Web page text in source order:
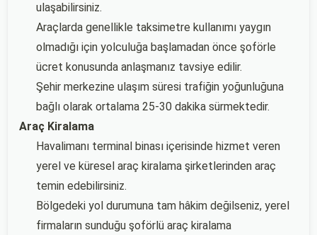
ulaşabilirsiniz.
Araçlarda genellikle taksimetre kullanımı yaygın
olmadığı için yolculuğa başlamadan önce şoförle
ücret konusunda anlaşmanız tavsiye edilir.
Şehir merkezine ulaşım süresi trafiğin yoğunluğuna
bağlı olarak ortalama 25-30 dakika sürmektedir.
Araç Kiralama
Havalimanı terminal binası içerisinde hizmet veren
yerel ve küresel araç kiralama şirketlerinden araç
temin edebilirsiniz.
Bölgedeki yol durumuna tam hâkim değilseniz, yerel
firmaların sunduğu şoförlü araç kiralama